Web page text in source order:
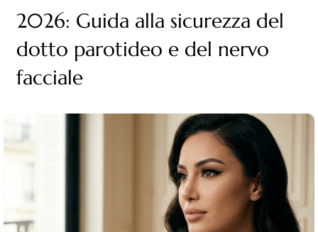
2026: Guida alla sicurezza del
dotto parotideo e del nervo
facciale